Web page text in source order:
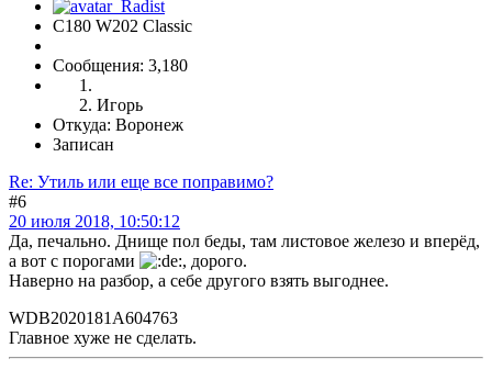
C180 W202 Classic
Сообщения: 3,180
Игорь
Откуда: Воронеж
Записан
Re: Утиль или еще все поправимо?
#6
20 июля 2018, 10:50:12
Да, печально. Днище пол беды, там листовое железо и вперёд,
а вот с порогами
, дорого.
Наверно на разбор, а себе другого взять выгоднее.
WDB2020181A604763
Главное хуже не сделать.